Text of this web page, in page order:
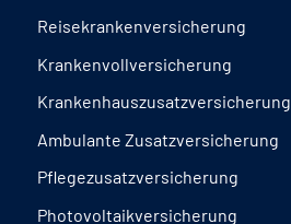
Reisekrankenversicherung
Krankenvollversicherung
Krankenhauszusatzversicherung
Ambulante Zusatzversicherung
Pflegezusatzversicherung
Photovoltaikversicherung